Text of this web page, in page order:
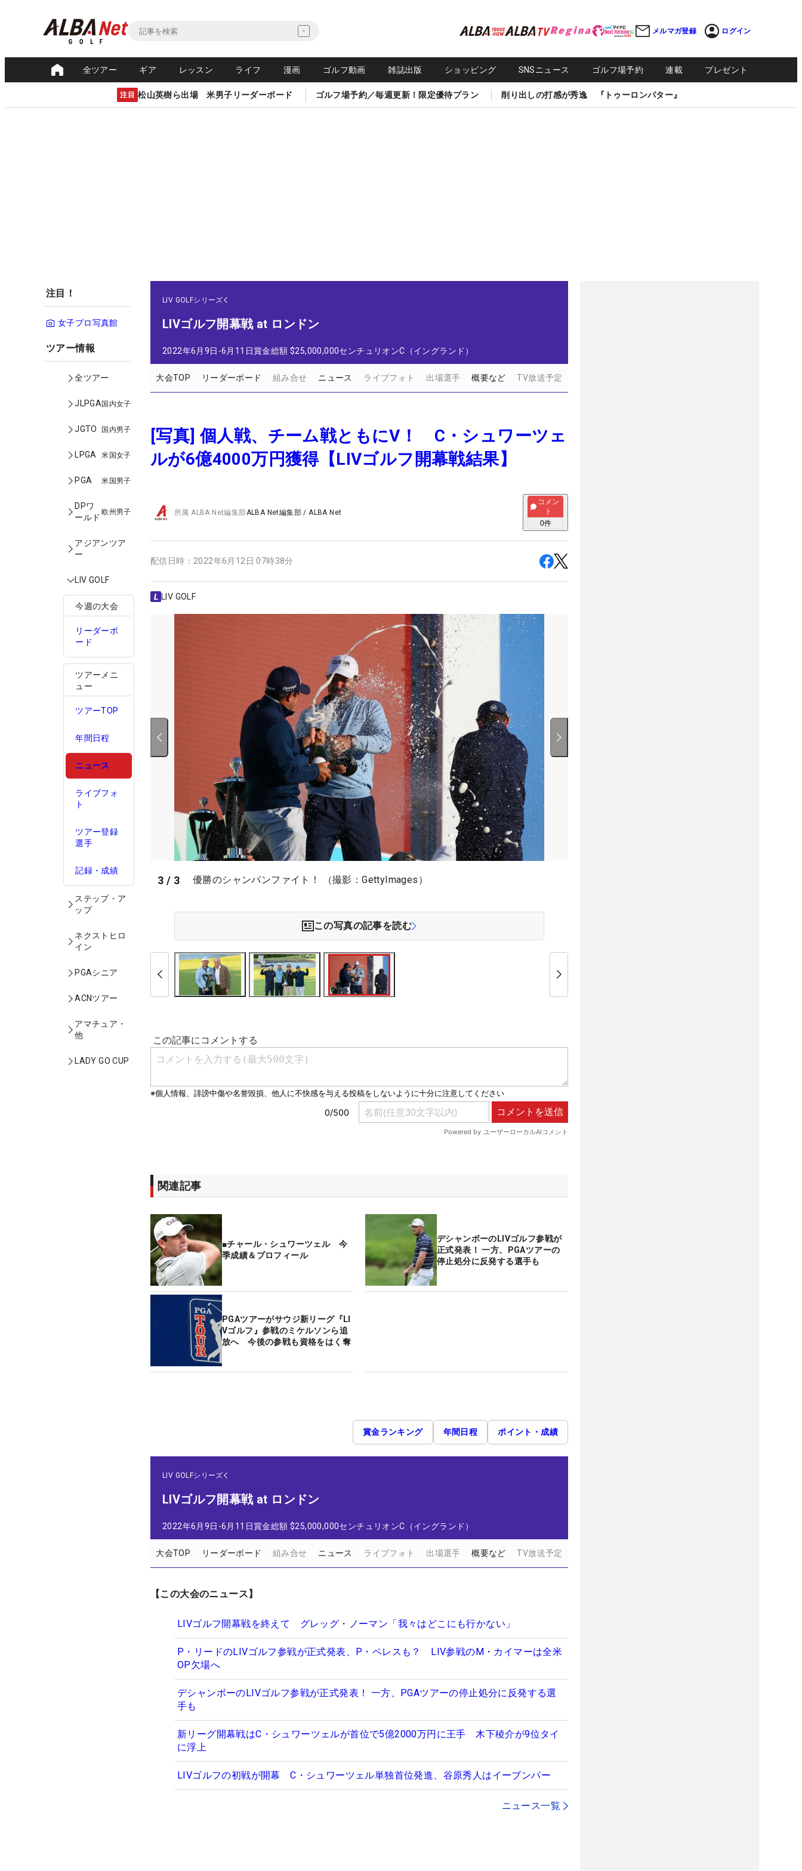
メルマガ登録 ログイン
全ツアー ギア レッスン ライフ 漫画 ゴルフ動画 雑誌出版 ショッピング SNSニュース ゴルフ場予約 連載 プレゼント
注目 松山英樹ら出場 米男子リーダーボード ゴルフ場予約／毎週更新！限定優待プラン 削り出しの打感が秀逸 『トゥーロンパター』
注目！
女子プロ写真館
ツアー情報
全ツアー
JLPGA国内女子
JGTO 国内男子
LPGA 米国女子
PGA 米国男子
DPワ
ールド
欧州男子
アジアンツア
ー
LIV GOLF
今週の大会
リーダーボ
ード
ツアーメニ
ュー
ツアーTOP
年間日程
ニュース
ライブフォ
ト
ツアー登録
選手
記録・成績
ステップ・ア
ップ
ネクストヒロ
イン
PGAシニア
ACNツアー
アマチュア・
他
LADY GO CUP
LIV GOLFシリーズ
LIVゴルフ開幕戦 at ロンドン
2022年6月9日-6月11日賞金総額 $25,000,000センチュリオンC（イングランド）
大会TOP リーダーボード 組み合せ ニュース ライブフォト 出場選手 概要など TV放送予定
[写真] 個人戦、チーム戦ともにV！ C・シュワーツェ
ルが6億4000万円獲得【LIVゴルフ開幕戦結果】
所属ALBA Net編集部ALBA Net編集部 /ALBA Net
コメン
ト
0件
配信日時： 2022年6月12日 07時38分
LIV GOLF
3 / 3 優勝のシャンパンファイト！ （撮影：GettyImages）
この写真の記事を読む
関連記事
■チャール・シュワーツェル 今
季成績＆プロフィール
デシャンボーのLIVゴルフ参戦が
正式発表！ 一方、PGAツアーの
停止処分に反発する選手も
PGAツアーがサウジ新リーグ『LI
Vゴルフ』参戦のミケルソンら追
放へ 今後の参戦も資格をはく奪
賞金ランキング 年間日程 ポイント・成績
LIV GOLFシリーズ
LIVゴルフ開幕戦 at ロンドン
2022年6月9日-6月11日賞金総額 $25,000,000センチュリオンC（イングランド）
大会TOP リーダーボード 組み合せ ニュース ライブフォト 出場選手 概要など TV放送予定
【この大会のニュース】
LIVゴルフ開幕戦を終えて グレッグ・ノーマン「我々はどこにも行かない」
P・リードのLIVゴルフ参戦が正式発表、P・ペレスも？ LIV参戦のM・カイマーは全米
OP欠場へ
デシャンボーのLIVゴルフ参戦が正式発表！ 一方、PGAツアーの停止処分に反発する選
手も
新リーグ開幕戦はC・シュワーツェルが首位で5億2000万円に王手 木下稜介が9位タイ
に浮上
LIVゴルフの初戦が開幕 C・シュワーツェル単独首位発進、谷原秀人はイーブンパー
ニュース一覧